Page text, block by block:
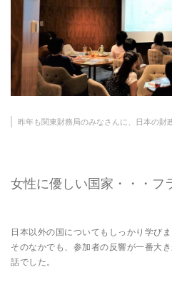
昨年も関東財務局のみなさんに、日本の財
女性に優しい国家・・・フ
日本以外の国についてもしっかり学び
そのなかでも、参加者の反響が一番大
話でした。